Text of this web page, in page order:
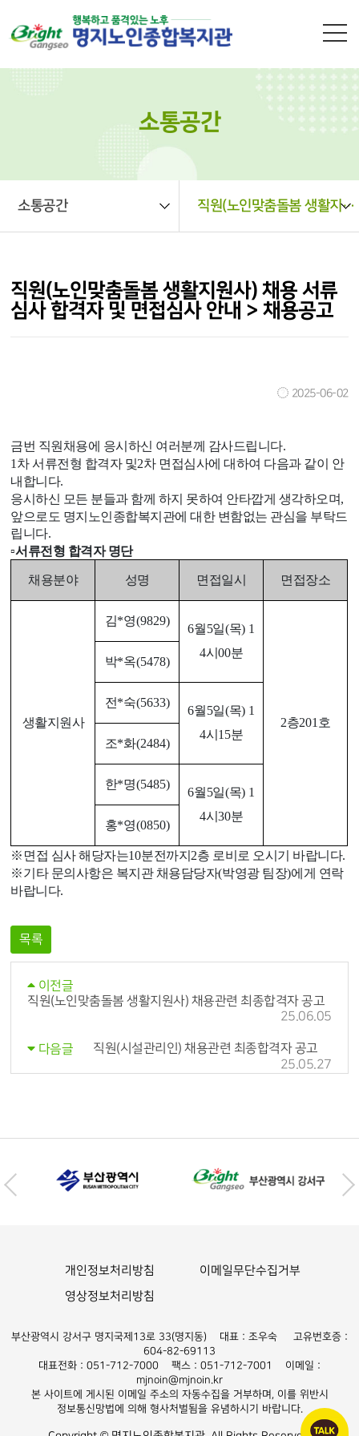
소통공간
소통공간 직원(노인맞춤돌봄 생활지원사) 채용 서류심사 합격자 및 면접심사 안내 > 채용공고
직원(노인맞춤돌봄 생활지원사) 채용 서류
심사 합격자 및 면접심사 안내 > 채용공고
2025-06-02
금번 직원채용에 응시하신 여러분께 감사드립니다.
1 차 서류전형 합격자 및2차 면접심사에 대하여 다음과 같이 안
내합니다.
응시하신 모든 분들과 함께 하지 못하여 안타깝게 생각하오며,
앞으로도 명지노인종합복지관에 대한 변함없는 관심을 부탁드
립니다.
▫서류전형 합격자 명단
채용분야 성명 면접일시 면접장소
생활지원사
김*영(9829)
6월5일(목) 1
4시00분
2층201 호
박*옥(5478)
전*숙(5633)
6월5일(목) 1
4시 15분
조*화(2484)
한*명(5485)
6월5일(목) 1
4시30분
홍*영(0850)
※ 면접 심사 해당자는10분전까지 2층 로비로 오시기 바랍니다.
※기타 문의사항은 복지관 채용담당자(박영광 팀장)에게 연락
바랍니다.
목록
이전글
직원(노인맞춤돌봄 생활지원사) 채용관련 최종합격자 공고
25.06.05
다음글
직원(시설관리인) 채용관련 최종합격자 공고
25.05.27
개인정보처리방침
이메일무단수집거부
영상정보처리방침
부산광역시 강서구 명지국제13로 33(명지동) 대표 : 조우숙 고유번호증 :
604-82-69113
대표전화 : 051-712-7000 팩스 : 051-712-7001 이메일 :
mjnoin@mjnoin.kr
본 사이트에 게시된 이메일 주소의 자동수집을 거부하며, 이를 위반시
정보통신망법에 의해 형사처벌됨을 유념하시기 바랍니다.